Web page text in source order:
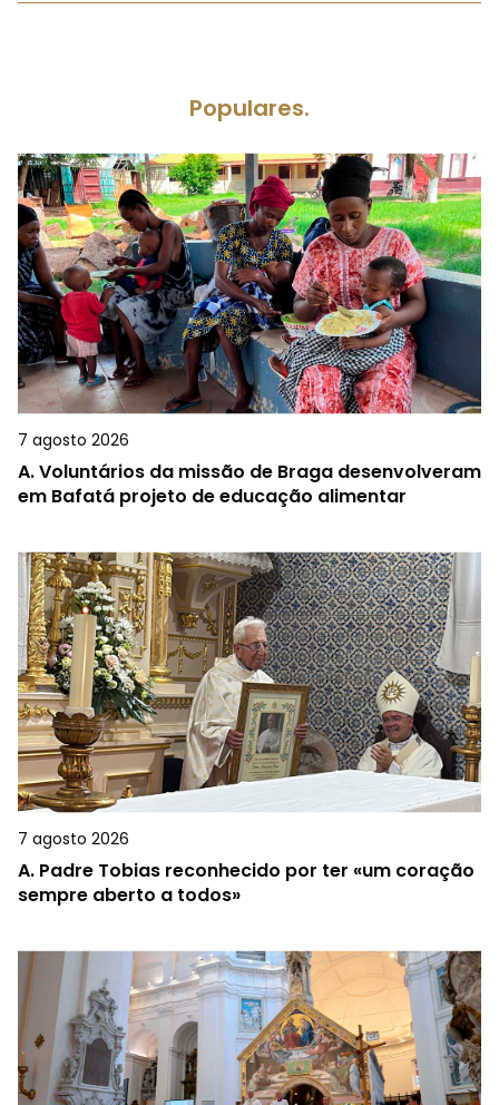
Populares.
7 agosto 2026
A.Voluntários da missão de Braga desenvolveram
em Bafatá projeto de educação alimentar
7 agosto 2026
A. Padre Tobias reconhecido por ter «um coração
sempre aberto a todos»